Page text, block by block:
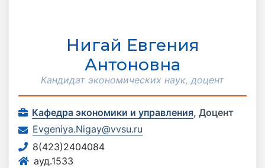
Нигай Евгения
Антоновна
Кандидат экономических наук, доцент
Кафедра экономики и управления, Доцент
Evgeniya.Nigay@vvsu.ru
8(423)2404084
ауд.1533